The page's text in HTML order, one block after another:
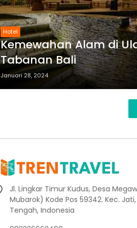
Hotel
Kemewahan Alam di
Tabanan Bali
Januari 28, 2024
Jl. Lingkar Timur Kudus, Desa
Mubarok) Kode Pos 59342. Kec.
Tengah, Indonesia